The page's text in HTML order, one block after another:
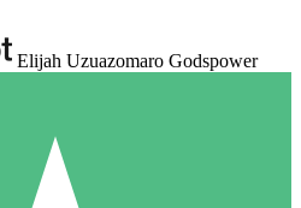
Elijah Uzuazomaro Godspower